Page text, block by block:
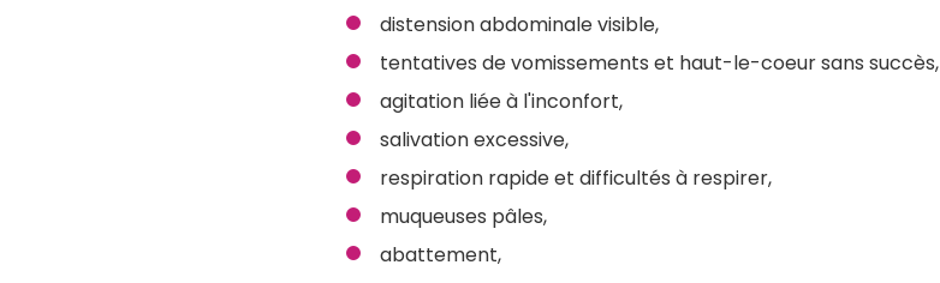
distension abdominale visible,
tentatives de vomissements et haut-le-coeur sans succès,
agitation liée à l'inconfort,
salivation excessive,
respiration rapide et difficultés à respirer,
muqueuses pâles,
abattement,